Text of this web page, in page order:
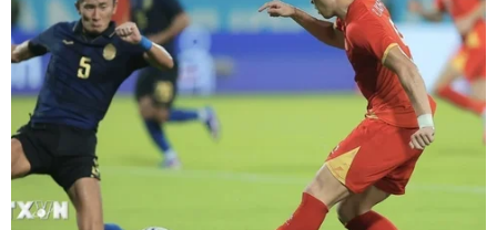
26/07/2026 14:50
"Siêu quần thể" cá voi lưng gù đối
mặt rủi ro hàng hải
26/07/2026 10:27